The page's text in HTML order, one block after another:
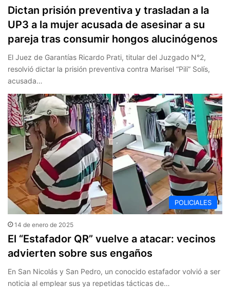
Dictan prisión preventiva y trasladan a la
UP3 a la mujer acusada de asesinar a su
pareja tras consumir hongos alucinógenos
El Juez de Garantías Ricardo Prati, titular del Juzgado N°2,
resolvió dictar la prisión preventiva contra Marisel “Pili” Solís,
acusada…
POLICIALES
14 de enero de 2025
El “Estafador QR” vuelve a atacar: vecinos
advierten sobre sus engaños
En San Nicolás y San Pedro, un conocido estafador volvió a ser
noticia al emplear sus ya repetidas tácticas de…